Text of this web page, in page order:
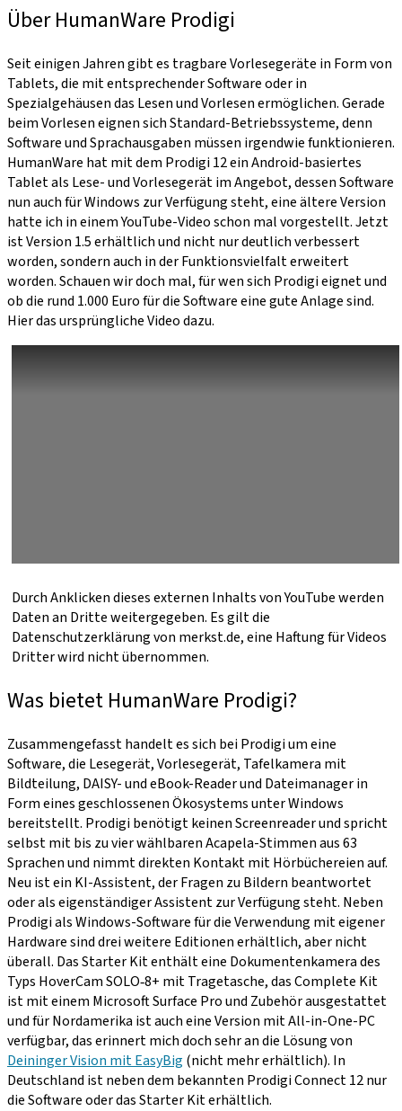
Über HumanWare Prodigi
Seit einigen Jahren gibt es tragbare Vorlesegeräte in Form von
Tablets, die mit entsprechender Software oder in
Spezialgehäusen das Lesen und Vorlesen ermöglichen. Gerade
beim Vorlesen eignen sich Standard-Betriebssysteme, denn
Software und Sprachausgaben müssen irgendwie funktionieren.
HumanWare hat mit dem Prodigi 12 ein Android-basiertes
Tablet als Lese- und Vorlesegerät im Angebot, dessen Software
nun auch für Windows zur Verfügung steht, eine ältere Version
hatte ich in einem YouTube-Video schon mal vorgestellt. Jetzt
ist Version 1.5 erhältlich und nicht nur deutlich verbessert
worden, sondern auch in der Funktionsvielfalt erweitert
worden. Schauen wir doch mal, für wen sich Prodigi eignet und
ob die rund 1.000 Euro für die Software eine gute Anlage sind.
Hier das ursprüngliche Video dazu.
Durch Anklicken dieses externen Inhalts von YouTube werden
Daten an Dritte weitergegeben. Es gilt die
Datenschutzerklärung von merkst.de, eine Haftung für Videos
Dritter wird nicht übernommen.
Was bietet HumanWare Prodigi?
Zusammengefasst handelt es sich bei Prodigi um eine
Software, die Lesegerät, Vorlesegerät, Tafelkamera mit
Bildteilung, DAISY- und eBook-Reader und Dateimanager in
Form eines geschlossenen Ökosystems unter Windows
bereitstellt. Prodigi benötigt keinen Screenreader und spricht
selbst mit bis zu vier wählbaren Acapela-Stimmen aus 63
Sprachen und nimmt direkten Kontakt mit Hörbüchereien auf.
Neu ist ein KI-Assistent, der Fragen zu Bildern beantwortet
oder als eigenständiger Assistent zur Verfügung steht. Neben
Prodigi als Windows-Software für die Verwendung mit eigener
Hardware sind drei weitere Editionen erhältlich, aber nicht
überall. Das Starter Kit enthält eine Dokumentenkamera des
Typs HoverCam SOLO‑8+ mit Tragetasche, das Complete Kit
ist mit einem Microsoft Surface Pro und Zubehör ausgestattet
und für Nordamerika ist auch eine Version mit All-in-One-PC
verfügbar, das erinnert mich doch sehr an die Lösung von
Deininger Vision mit EasyBig (nicht mehr erhältlich). In
Deutschland ist neben dem bekannten Prodigi Connect 12 nur
die Software oder das Starter Kit erhältlich.